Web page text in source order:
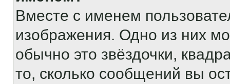
Вместе с именем
изображения. Одно из них
обычно это звёздочки,
то, сколько сообщений вы